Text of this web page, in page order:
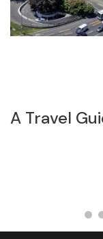
A Travel